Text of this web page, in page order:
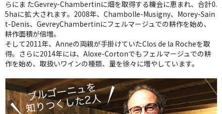
らにま たGevrey-Chambertinに畑を取得する機会に恵まれ、合計0.
5haに拡 大されます。2008年、Chambolle-Musigny、Morey-Sain
t-Denis、GevreyChambertinにフェルマージュでの耕作を始め、
耕作面積が倍増。
そして2011年、Anneの両親が手掛けていたClos de la Rocheを取
得。さらに2014年には、Aloxe-Cortonでもフェルマージュでの耕
作を始め、取扱いワインの種類、量を徐々に増やしています。